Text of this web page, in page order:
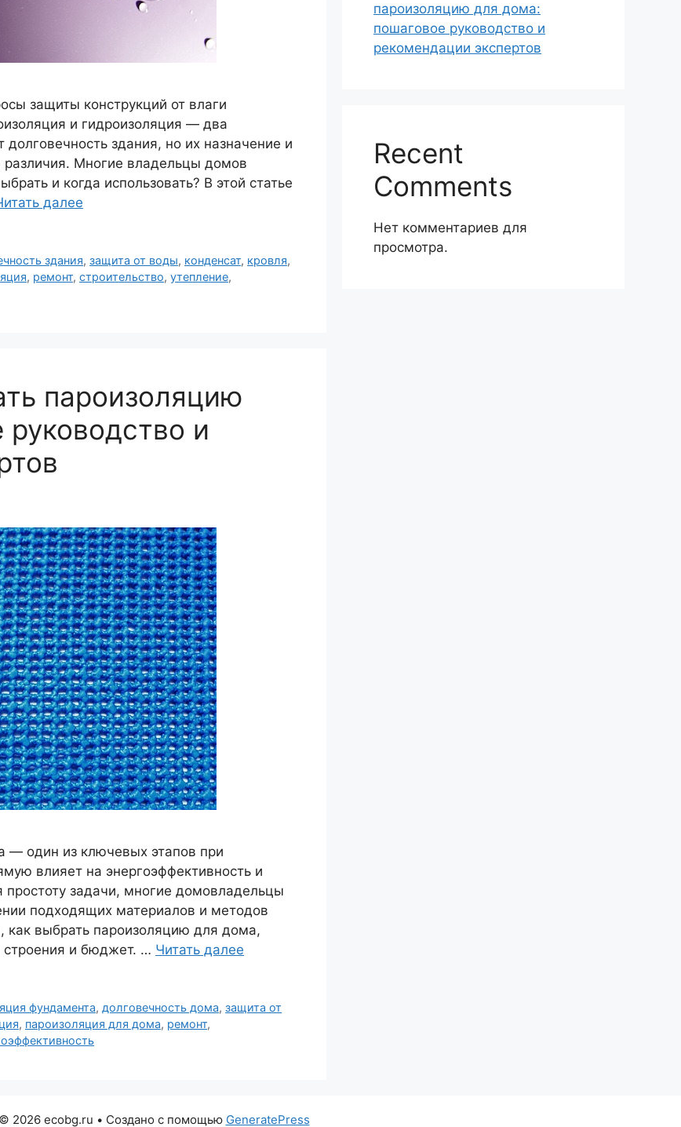
защиты конструкций от влаги
и гидроизоляция — два
здания, но их назначение и
Многие владельцы домов
и когда использовать? В этой статье
далее
здания,защита от воды, конденсат, кровля,
, ремонт, строительство, утепление,
пароизоляцию
и
— один из ключевых этапов при
влияет на энергоэффективность и
задачи, многие домовладельцы
подходящих материалов и методов
как выбрать пароизоляцию для дома,
строения и бюджет. … Читать далее
фундамента, долговечность дома,защита от
, пароизоляция для дома, ремонт,
пароизоляцию для дома:
пошаговое руководство и
рекомендации экспертов
Recent
Comments
Нет комментариев для
просмотра.
© 2026 ecobg.ru • Создано с помощью GeneratePress